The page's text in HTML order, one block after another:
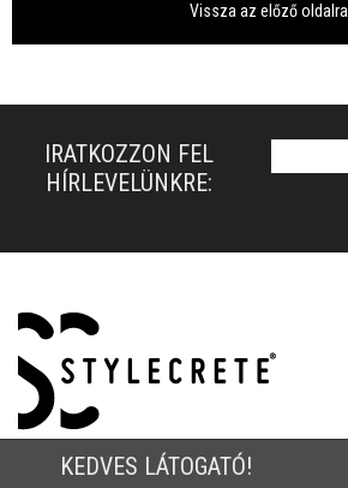
Vissza az előző oldalra
IRATKOZZON FEL
HÍRLEVELÜNKRE:
KEDVES LÁTOGATÓ!